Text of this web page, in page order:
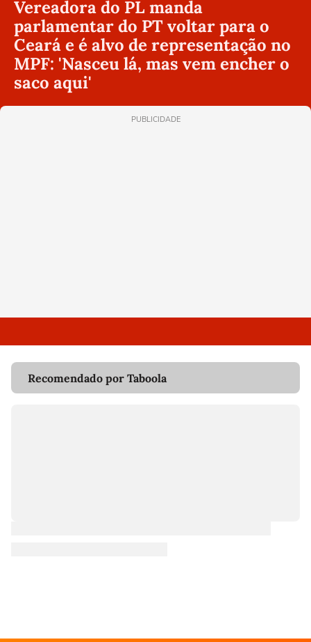
Vereadora do PL manda
parlamentar do PT voltar para o
Ceará e é alvo de representação no
MPF: 'Nasceu lá, mas vem encher o
saco aqui'
PUBLICIDADE
Recomendado por Taboola